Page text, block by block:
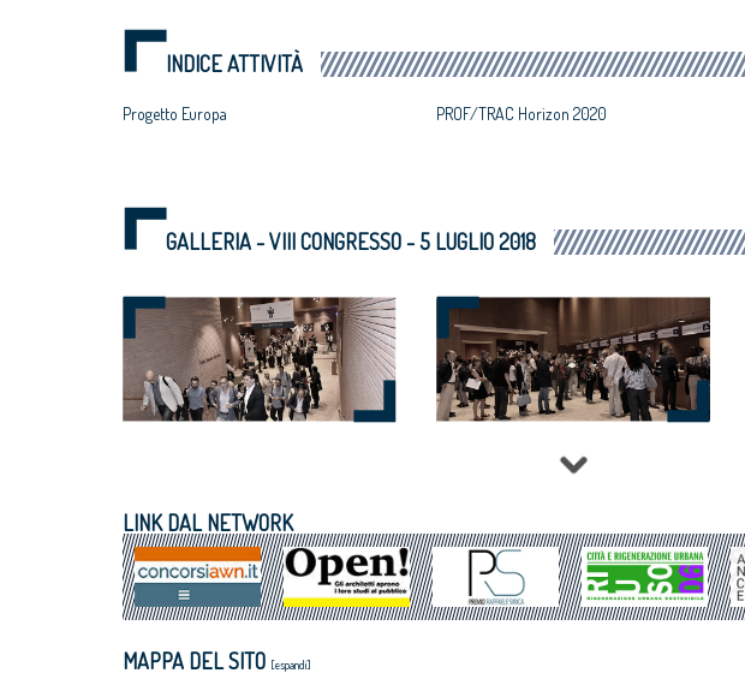
INDICE ATTIVITÀ
Progetto Europa PROF/TRAC Horizon 2020
GALLERIA - VIII CONGRESSO - 5 LUGLIO 2018
LINK DAL NETWORK
MAPPA DEL SITO [espandi]